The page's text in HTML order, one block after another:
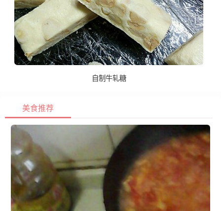
自制牛轧糖
美食推荐